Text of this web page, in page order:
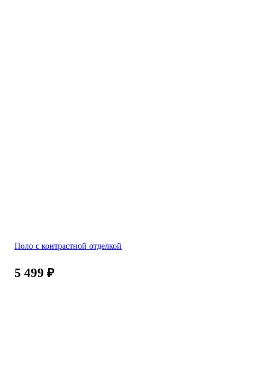
Поло с контрастной отделкой
5 499 ₽